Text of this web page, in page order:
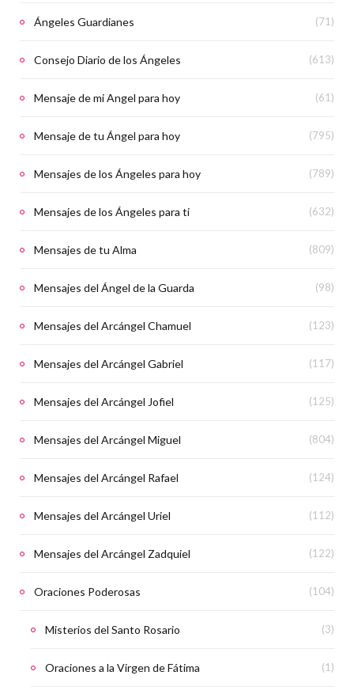
Ángeles Guardianes (71)
Consejo Diario de los Ángeles (613)
Mensaje de mi Angel para hoy (61)
Mensaje de tu Ángel para hoy (795)
Mensajes de los Ángeles para hoy (789)
Mensajes de los Ángeles para ti (632)
Mensajes de tu Alma (809)
Mensajes del Ángel de la Guarda (98)
Mensajes del Arcángel Chamuel (123)
Mensajes del Arcángel Gabriel (117)
Mensajes del Arcángel Jofiel (125)
Mensajes del Arcángel Miguel (804)
Mensajes del Arcángel Rafael (124)
Mensajes del Arcángel Uriel (112)
Mensajes del Arcángel Zadquiel (122)
Oraciones Poderosas (104)
Misterios del Santo Rosario (3)
Oraciones a la Virgen de Fátima (1)